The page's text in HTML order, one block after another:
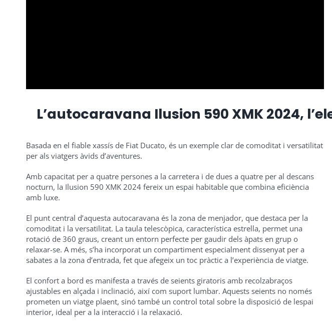
L’autocaravana Ilusion 590 XMK 2024,
Basada en el fiable xassís de Fiat Ducato, és un exemple clar de comoditat i versatilitat
per als viatgers àvids d’aventures.
Amb capacitat per a quatre persones a la carretera i de dues a quatre per al descans
nocturn, la Ilusion 590 XMK 2024 fereix un espai habitable que combina eficiència
amb luxe.
El punt central d’aquesta autocaravana és la zona de menjador, que destaca per la
comoditat i la versatilitat. La taula telescòpica, característica estrella, permet una
rotació de 360 graus, creant un entorn perfecte per gaudir dels àpats en grup o
relaxar-se. A més, s’ha incorporat un compartiment especialment dissenyat per a
sabates a la zona d’entrada, fet que afegeix un toc pràctic a l’experiència de viatge.
El confort a bord es manifesta a través de seients giratoris amb recolzabraços
ajustables en alçada i inclinació, així com suport lumbar. Aquests seients no només
prometen un viatge plaent, sinó també un control total sobre la disposició de lespai
interior, ideal per a la interacció i la relaxació.